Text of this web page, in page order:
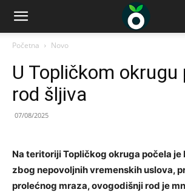
Početna Novo
U Topličkom okrugu
rod šljiva
07/08/2025
Na teritoriji Topličkog okruga počela je
zbog nepovoljnih vremenskih uslova,
prolećnog mraza, ovogodišnji rod je